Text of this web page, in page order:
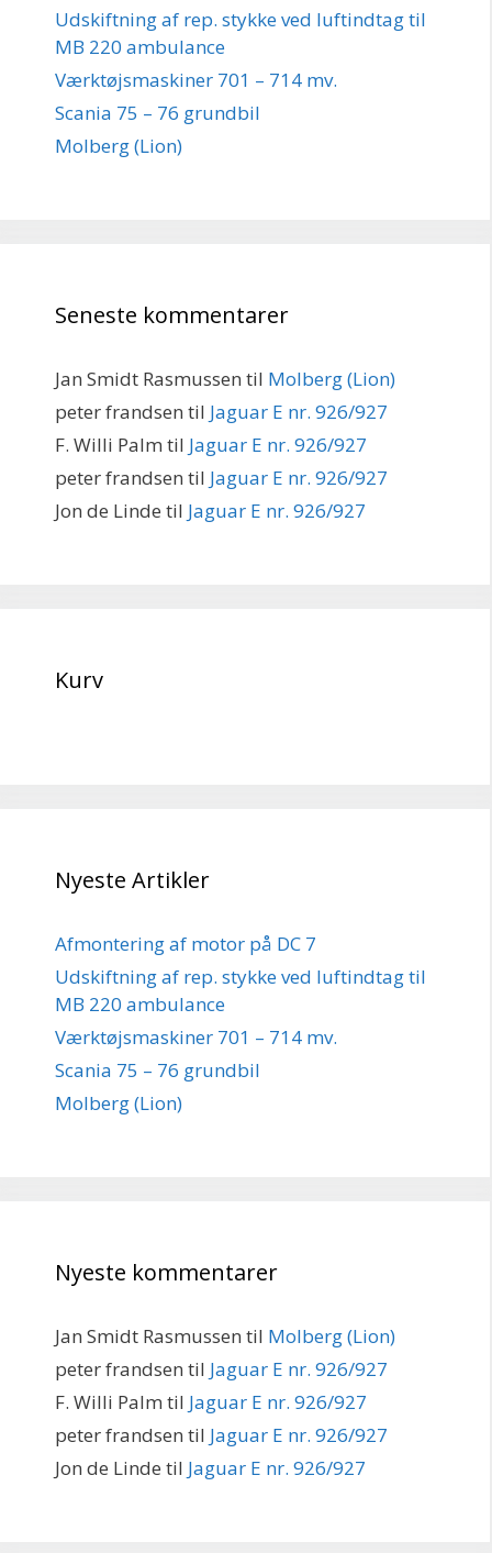
Udskiftning af rep. stykke ved luftindtag til
MB 220 ambulance
Værktøjsmaskiner 701 – 714 mv.
Scania 75 – 76 grundbil
Molberg (Lion)
Seneste kommentarer
Jan Smidt Rasmussen til Molberg (Lion)
peter frandsen til Jaguar E nr. 926/927
F. Willi Palm til Jaguar E nr. 926/927
peter frandsen til Jaguar E nr. 926/927
Jon de Linde til Jaguar E nr. 926/927
Kurv
Nyeste Artikler
Afmontering af motor på DC 7
Udskiftning af rep. stykke ved luftindtag til
MB 220 ambulance
Værktøjsmaskiner 701 – 714 mv.
Scania 75 – 76 grundbil
Molberg (Lion)
Nyeste kommentarer
Jan Smidt Rasmussen til Molberg (Lion)
peter frandsen til Jaguar E nr. 926/927
F. Willi Palm til Jaguar E nr. 926/927
peter frandsen til Jaguar E nr. 926/927
Jon de Linde til Jaguar E nr. 926/927